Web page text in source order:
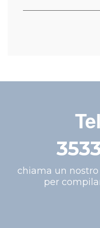
chiama un
per